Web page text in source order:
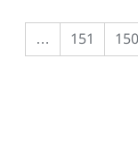
150
151
…